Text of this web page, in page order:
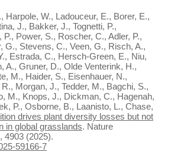
Harpole, W., Ladouceur, E., Borer, E.,
J., Bakker, J., Tognetti, P.,
Power, S., Roscher, C., Adler, P.,
G., Stevens, C., Veen, G., Risch, A.,
Estrada, C., Hersch-Green, E., Niu,
A., Gruner, D., Olde Venterink, H.,
M., Haider, S., Eisenhauer, N.,
Morgan, J., Tedder, M., Bagchi, S.,
M., Knops, J., Dickman, C., Hagenah,
P., Osborne, B., Laanisto, L., Chase,
drives plant diversity losses but not
in global grasslands. Nature
, 4903 (2025).
59166-7